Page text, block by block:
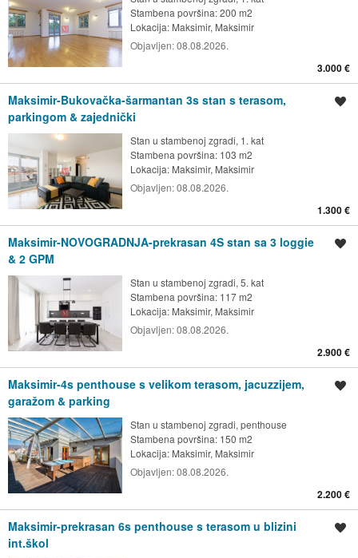
Stambena površina: 200 m2
Lokacija: Maksimir, Maksimir
Objavljen:08.08.2026.
3.000 €
Maksimir-Bukovačka-šarmantan 3s stan s terasom,
parkingom & zajednički
Stan u stambenoj zgradi, 1. kat
Stambena površina: 103 m2
Lokacija: Maksimir, Maksimir
Objavljen:08.08.2026.
1.300 €
Maksimir-NOVOGRADNJA-prekrasan 4S stan sa 3 loggie
& 2 GPM
Stan u stambenoj zgradi, 5. kat
Stambena površina: 117 m2
Lokacija: Maksimir, Maksimir
Objavljen:08.08.2026.
2.900 €
Maksimir-4s penthouse s velikom terasom, jacuzzijem,
garažom & parking
Stan u stambenoj zgradi, penthouse
Stambena površina: 150 m2
Lokacija: Maksimir, Maksimir
Objavljen:08.08.2026.
2.200 €
Maksimir-prekrasan 6s penthouse s terasom u blizini
int.škol